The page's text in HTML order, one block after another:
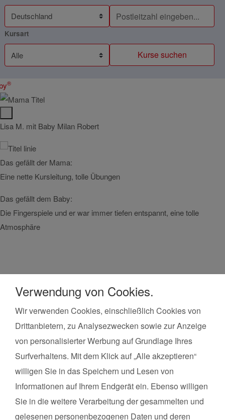
Kursart
Kurse suchen
®
Lisa M. mit Baby Milan Robert
Das gefällt der Mama:
Eine nette Kursleitung, tolle Übungen
Das gefällt dem Baby:
Die Fingerspiele und er war immer tiefen entspannt, eine tolle
Atmosphäre
Kurse finden
in der Umgebung von
Rheine
Land* Postleitzahl*
Kursart
Verwendung von Cookies.
Wir verwenden Cookies, einschließlich Cookies von
Drittanbietern, zu Analysezwecken sowie zur Anzeige
von personalisierter Werbung auf Grundlage Ihres
Surfverhaltens. Mit dem Klick auf „Alle akzeptieren“
willigen Sie in das Speichern und Lesen von
Informationen auf Ihrem Endgerät ein. Ebenso willigen
Sie in die weitere Verarbeitung der gesammelten und
gelesenen personenbezogenen Daten und deren